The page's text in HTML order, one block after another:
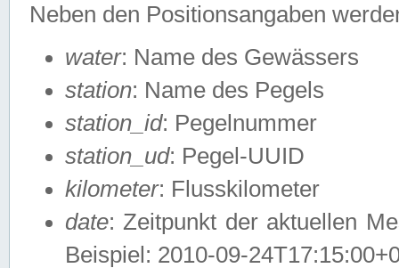
Neben den Positionsangaben
water: Name des Gewässers
station: Name des Pegels
station_id: Pegelnummer
station_ud: Pegel-UUID
kilometer: Flusskilometer
date: Zeitpunkt der aktuellen
Beispiel: 2010-09-